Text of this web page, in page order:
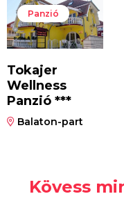
Panzió
Tokajer
Wellness
Panzió ***
Balaton-part
Kövess